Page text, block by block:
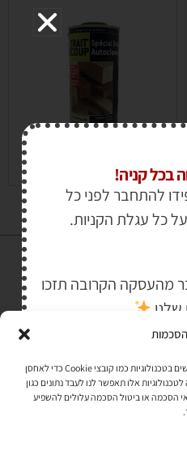
הסכמות
כדי לספק חוויית משתמש מיטבית, אנו משתמשים בטכנולוגיות כמו קובצי Cookie כדי לאחסן
אלו תאפשר לנו לעבד נתונים כגון
הסכמה או ביטול הסכמה עלולים להשפיע
127.00
הרכישה באתר באמצעות כרטיס אשראי מאובטחת במפתח הצפנה EV SSL
האתר»
בכל קניה!
להתחבר לפני כל
מהעסקה הקרובה תזכו